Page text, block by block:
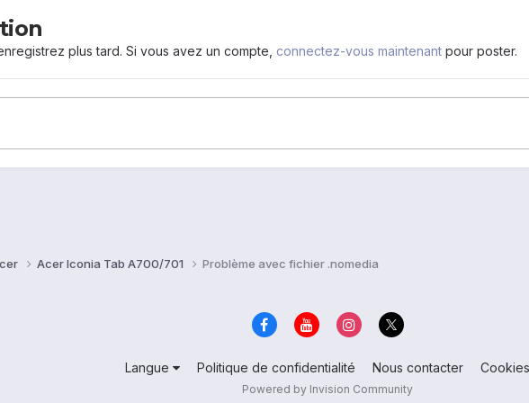
plus tard. Si vous avez un compte, connectez-vous maintenant pour poster.
Acer Iconia Tab A700/701 Problème avec fichier .nomedia
Langue Politique de confidentialité Nous contacter Cookies
Powered by Invision Community